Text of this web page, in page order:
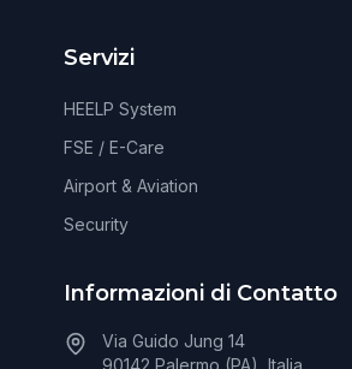
Servizi
HEELP System
FSE / E-Care
Airport & Aviation
Security
Informazioni di Contatto
Via Guido Jung 14
90142 Palermo (PA), Italia